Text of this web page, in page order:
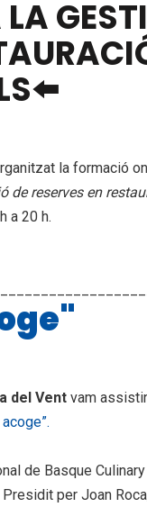
la formació
reserves en
a 20 h.
del Vent vam
de Basque
per Joan